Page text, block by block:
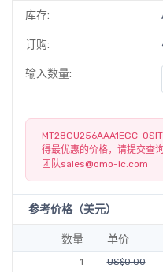
库存:
订购:
输入数量:
MT28GU256AAA1EGC-
得最优惠的价格，请提交查
团队sales@omo-ic.com
参考价格（美元）
数量 单价
1 US$0.00